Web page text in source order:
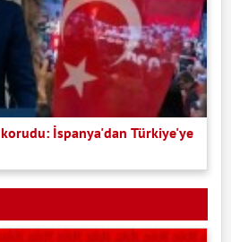
İspanya'dan Türkiye'ye